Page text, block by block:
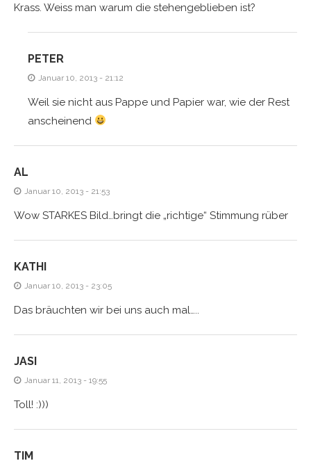
Krass. Weiss man warum die stehengeblieben ist?
PETER
Januar 10, 2013 - 21:12
Weil sie nicht aus Pappe und Papier war, wie der Rest
anscheinend
AL
Januar 10, 2013 - 21:53
Wow STARKES Bild…bringt die „richtige“ Stimmung rüber
KATHI
Januar 10, 2013 - 23:05
Das bräuchten wir bei uns auch mal…..
JASI
Januar 11, 2013 - 19:55
Toll! :)))
TIM